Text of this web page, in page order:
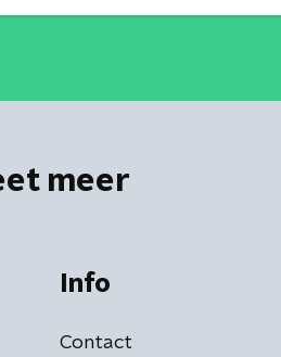
meer
Info
Contact